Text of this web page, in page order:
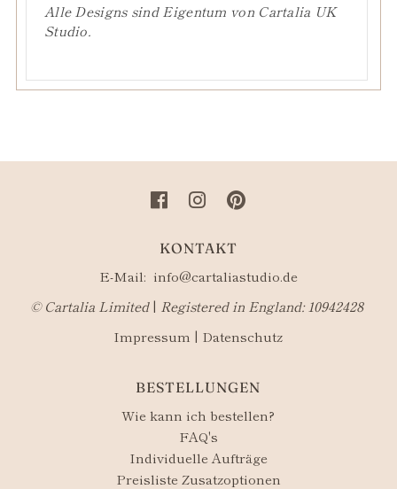
Alle Designs sind Eigentum von Cartalia UK
Studio.
KONTAKT
E-Mail: info@cartaliastudio.de
©​ Cartalia Limited| Registered in England: 10942428
Impressum | Datenschutz
BESTELLUNGEN
Wie kann ich bestellen?
FAQ's
Individuelle Aufträge
Preisliste Zusatzoptionen